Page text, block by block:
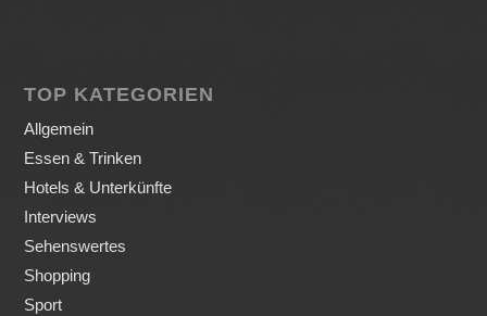
TOP KATEGORIEN
Allgemein
Essen & Trinken
Hotels & Unterkünfte
Interviews
Sehenswertes
Shopping
Sport